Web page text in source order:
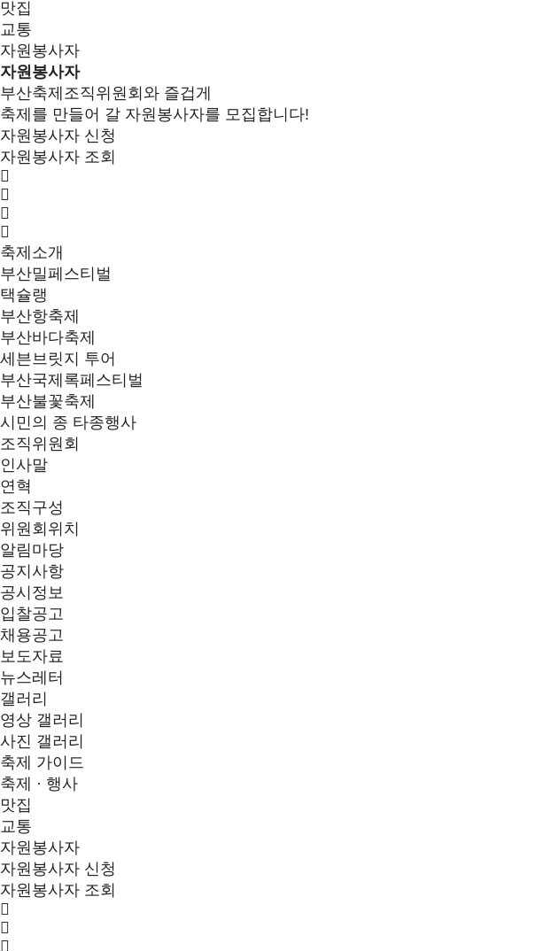
맛집
교통
자원봉사자
자원봉사자
부산축제조직위원회와 즐겁게
축제를 만들어 갈 자원봉사자를 모집합니다!
자원봉사자 신청
자원봉사자 조회
축제소개
부산밀페스티벌
택슐랭
부산항축제
부산바다축제
세븐브릿지 투어
부산국제록페스티벌
부산불꽃축제
시민의 종 타종행사
조직위원회
인사말
연혁
조직구성
위원회위치
알림마당
공지사항
공시정보
입찰공고
채용공고
보도자료
뉴스레터
갤러리
영상 갤러리
사진 갤러리
축제 가이드
축제 · 행사
맛집
교통
자원봉사자
자원봉사자 신청
자원봉사자 조회